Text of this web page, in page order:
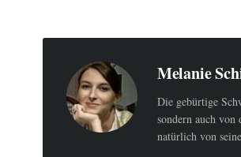
Melanie
Die gebürtige
sondern auch von
natürlich von